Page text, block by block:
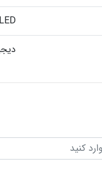
LED